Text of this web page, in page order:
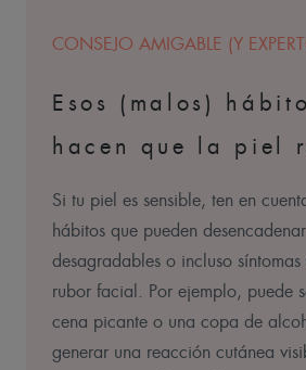
CONSEJO AMIGABLE (Y
Esos (malos)
hacen que la piel
Si tu piel es sensible, ten en
hábitos que pueden
desagradables o incluso síntomas
rubor facial. Por ejemplo, puede
cena picante o una copa de
generar una reacción cutánea